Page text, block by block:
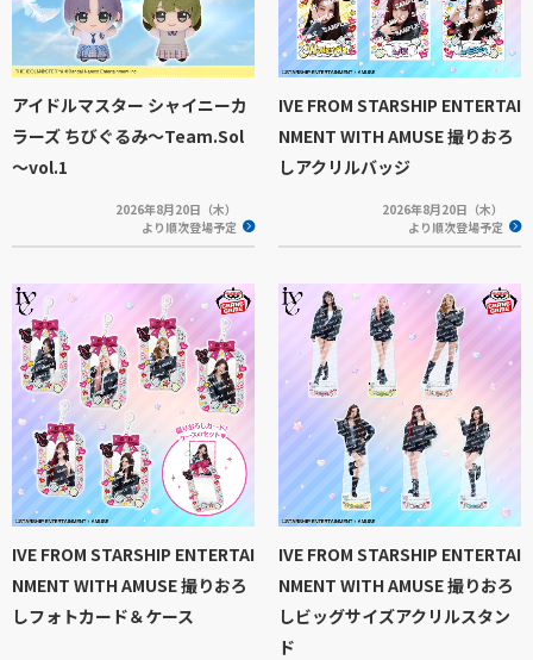
アイドルマスター シャイニーカ
ラーズ ちびぐるみ～Team.Sol
～vol.1
2026年8月20日（木）
より順次登場予定
IVE FROM STARSHIP ENTERTAI
NMENT WITH AMUSE 撮りおろ
しアクリルバッジ
2026年8月20日（木）
より順次登場予定
IVE FROM STARSHIP ENTERTAI
NMENT WITH AMUSE 撮りおろ
しフォトカード＆ケース
IVE FROM STARSHIP ENTERTAI
NMENT WITH AMUSE 撮りおろ
しビッグサイズアクリルスタン
ド